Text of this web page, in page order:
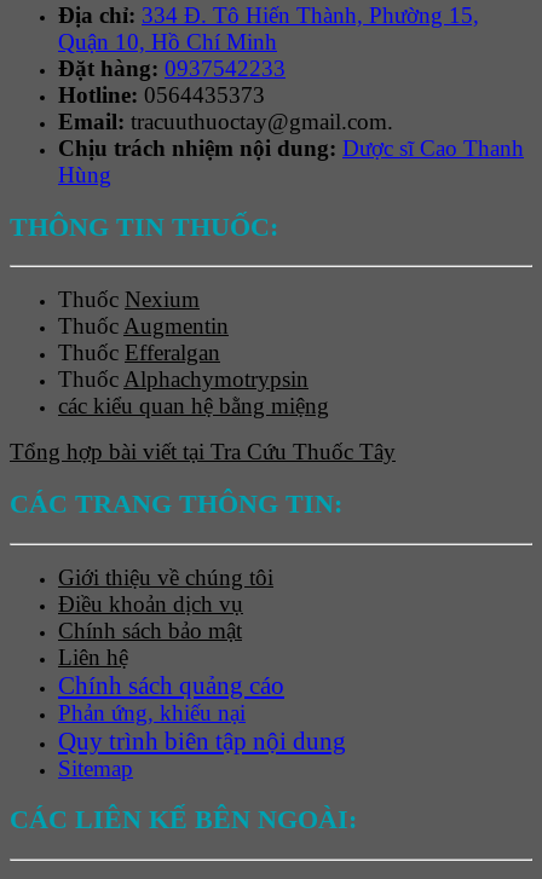
Địa chỉ: 334 Đ. Tô Hiến Thành, Phường 15,
Quận 10, Hồ Chí Minh
Đặt hàng: 0937542233
Hotline: 0564435373
Email: tracuuthuoctay@gmail.com.
Chịu trách nhiệm nội dung: Dược sĩ Cao Thanh
Hùng
THÔNG TIN THUỐC:
Thuốc Nexium
ThuốcAugmentin
Thuốc Efferalgan
ThuốcAlphachymotrypsin
các kiểu quan hệ bằng miệng
Tổng hợp bài viết tại Tra Cứu Thuốc Tây
CÁC TRANG THÔNG TIN:
Giới thiệu về chúng tôi
Điều khoản dịch vụ
Chính sách bảo mật
Liên hệ
Chính sách quảng cáo
Phản ứng, khiếu nại
Quy trình biên tập nội dung
Sitemap
CÁC LIÊN KẾ BÊN NGOÀI: